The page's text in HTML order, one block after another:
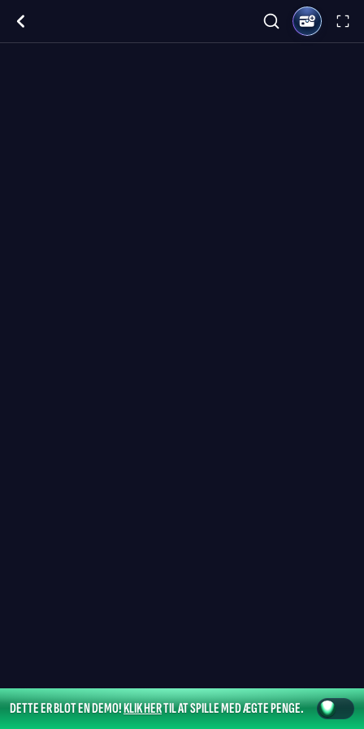
DETTE ER BLOT EN DEMO!KLIK HERTIL AT SPILLE MED ÆGTE PENGE.